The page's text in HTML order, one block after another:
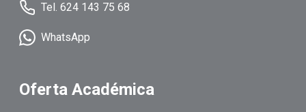
Tel. 624 143 75 68
WhatsApp
Oferta Académica